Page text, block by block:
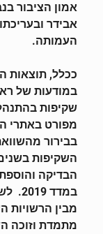
אמון הציבור
אבידר
העמותה.
ככלל, תוצאות
במודעות של
שקיפות
מפורט באתרי
בבירור
השקיפות
מבין הרשויות